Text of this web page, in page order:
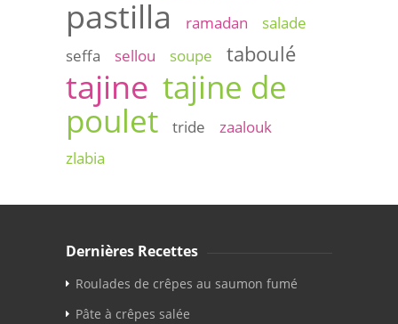
pastilla ramadan
salade
seffa
sellou soupe taboulé
tajine tajine de
poulet
tride
zaalouk
zlabia
Dernières Recettes
Roulades de crêpes au saumon fumé
Pâte à crêpes salée